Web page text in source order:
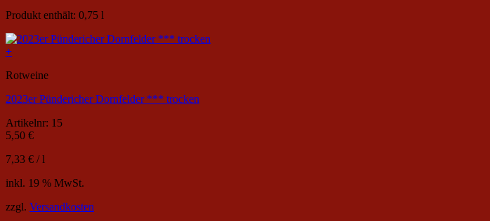
Produkt enthält: 0,75 l
+
Rotweine
2023er Pündericher Dornfelder *** trocken
Artikelnr: 15
5,50 €
7,33 € /l
inkl. 19 % MwSt.
zzgl. Versandkosten